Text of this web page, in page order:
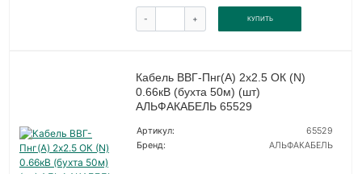
- + КУПИТЬ
Кабель ВВГ-Пнг(А) 2х2.5 ОК (N)
0.66кВ (бухта 50м) (шт)
АЛЬФАКАБЕЛЬ 65529
Артикул:
65529
Бренд:
АЛЬФАКАБЕЛЬ